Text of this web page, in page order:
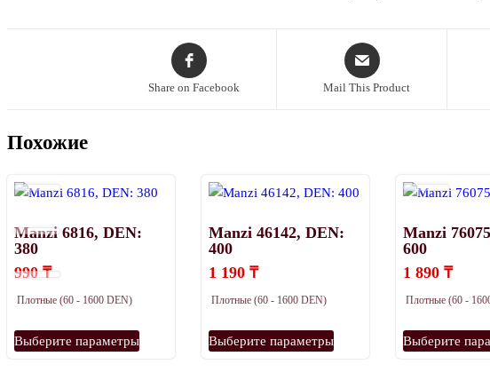
Share on Facebook Mail This Product
Похожие
Manzi 6816, DEN:
380
990 ₸
Плотные (60 - 1600 DEN)
Выберите параметры
Этот
товар
Manzi 46142, DEN:
400
1 190₸
Плотные (60 - 1600 DEN)
Выберите параметры
Этот
товар
Manzi
600
1 890₸
Плотные (60 -
Выберите